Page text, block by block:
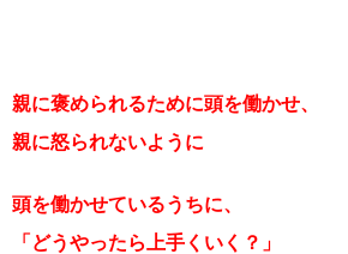
親に褒められるために頭を働かせ、
親に怒られないように
頭を働かせているうちに、
「どうやったら上手くいく？」